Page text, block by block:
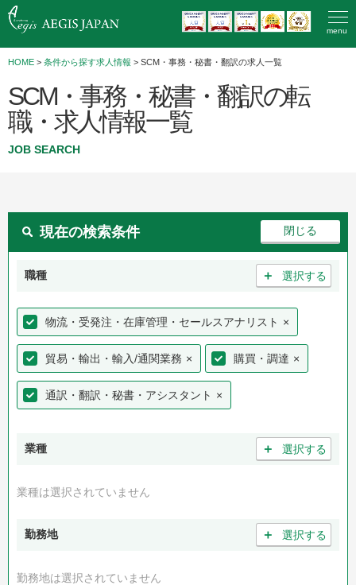
menu
HOME > 条件から探す求人情報 > SCM・事務・秘書・翻訳の求人一覧
SCM・事務・秘書・翻訳の転
職・求人情報一覧
JOB SEARCH
現在の検索条件
職種 ＋ 選択する
物流・受発注・在庫管理・セールスアナリスト ×
貿易・輸出・輸入/通関業務 × 購買・調達 ×
通訳・翻訳・秘書・アシスタント ×
業種 ＋ 選択する
業種は選択されていません
勤務地 ＋ 選択する
勤務地は選択されていません